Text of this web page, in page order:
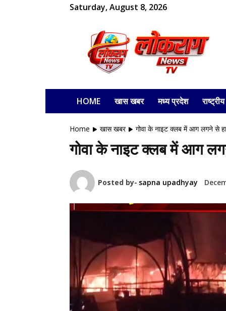
Saturday, August 8, 2026
लोकराग
HOME खास खबर मध्य प्रदेश राष्ट्रीय
Home खास खबर गोवा के नाइट क्लब में आग लगने से
गोवा के नाइट क्लब में आग
Posted by- sapna upadhyay